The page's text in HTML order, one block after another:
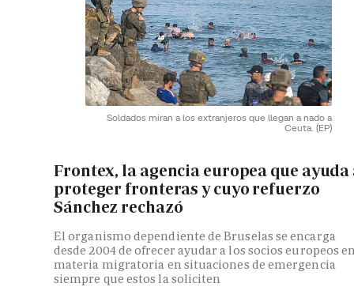
Soldados miran a los extranjeros que llegan a nado a
Ceuta. (EP)
Frontex, la agencia europea que ayuda
proteger fronteras y cuyo refuerzo
Sánchez rechazó
El organismo dependiente de Bruselas se encarga
desde 2004 de ofrecer ayudar a los socios europeos
materia migratoria en situaciones de emergencia
siempre que estos la soliciten